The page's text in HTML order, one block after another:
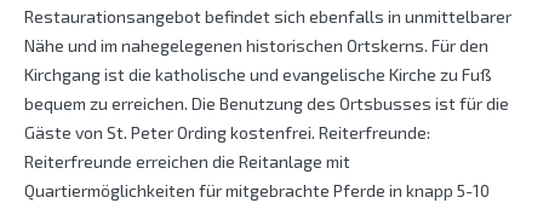
Restaurationsangebot befindet sich ebenfalls in unmittelbarer
Nähe und im nahegelegenen historischen Ortskerns. Für den
Kirchgang ist die katholische und evangelische Kirche zu Fuß
bequem zu erreichen. Die Benutzung des Ortsbusses ist für die
Gäste von St. Peter Ording kostenfrei. Reiterfreunde:
Reiterfreunde erreichen die Reitanlage mit
Quartiermöglichkeiten für mitgebrachte Pferde in knapp 5-10